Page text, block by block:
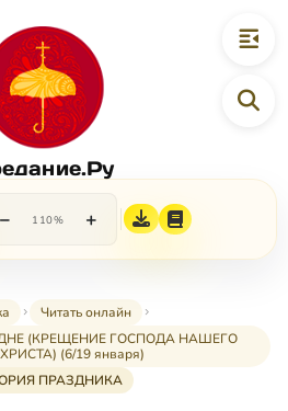
− 110% +
Читать онлайн
(КРЕЩЕНИЕ ГОСПОДА НАШЕГО
(6/19 января)
ПРАЗДНИКА